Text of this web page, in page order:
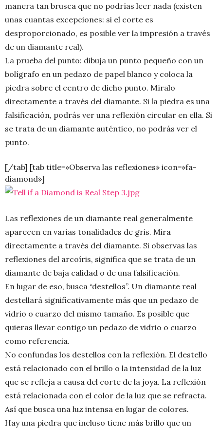
manera tan brusca que no podrías leer nada (existen
unas cuantas excepciones: si el corte es
desproporcionado, es posible ver la impresión a través
de un diamante real).
La prueba del punto: dibuja un punto pequeño con un
bolígrafo en un pedazo de papel blanco y coloca la
piedra sobre el centro de dicho punto. Míralo
directamente a través del diamante. Si la piedra es una
falsificación, podrás ver una reflexión circular en ella. Si
se trata de un diamante auténtico, no podrás ver el
punto.
[/tab] [tab title=»Observa las reflexiones» icon=»fa-
diamond»]
Las reflexiones de un diamante real generalmente
aparecen en varias tonalidades de gris. Mira
directamente a través del diamante. Si observas las
reflexiones del arcoíris, significa que se trata de un
diamante de baja calidad o de una falsificación.
En lugar de eso, busca “destellos”. Un diamante real
destellará significativamente más que un pedazo de
vidrio o cuarzo del mismo tamaño. Es posible que
quieras llevar contigo un pedazo de vidrio o cuarzo
como referencia.
No confundas los destellos con la reflexión. El destello
está relacionado con el brillo o la intensidad de la luz
que se refleja a causa del corte de la joya. La reflexión
está relacionada con el color de la luz que se refracta.
Así que busca una luz intensa en lugar de colores.
Hay una piedra que incluso tiene más brillo que un